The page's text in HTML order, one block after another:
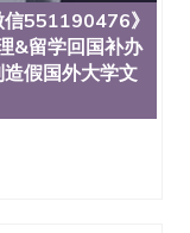
凭、改成绩、
、文凭、学历
假制作、办
毕业证、毕业
明、使馆留学
、文凭认证学
认证、英国文
、加拿大文凭
551190476》
&留学回国补办
假国外大学文